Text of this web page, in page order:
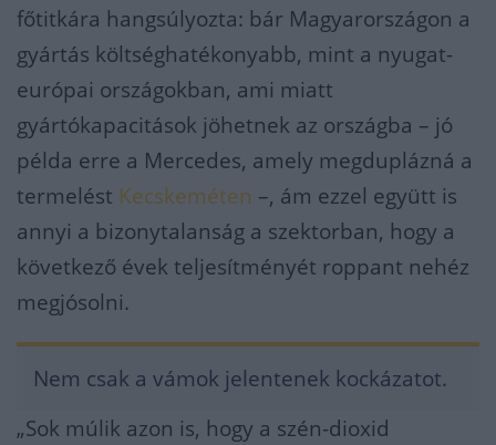
főtitkára hangsúlyozta: bár Magyarországon a
gyártás költséghatékonyabb, mint a nyugat-
európai országokban, ami miatt
gyártókapacitások jöhetnek az országba – jó
példa erre a Mercedes, amely megduplázná a
termelést Kecskeméten –, ám ezzel együtt is
annyi a bizonytalanság a szektorban, hogy a
következő évek teljesítményét roppant nehéz
megjósolni.
Nem csak a vámok jelentenek kockázatot.
„Sok múlik azon is, hogy a szén-dioxid